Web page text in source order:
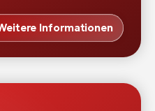
Informationen